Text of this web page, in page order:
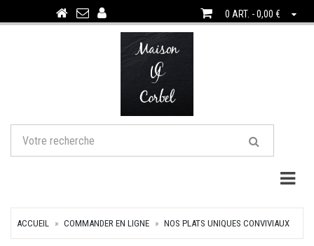
0 ART. - 0,00 €
ACCUEIL COMMANDER EN LIGNE NOS PLATS UNIQUES CONVIVIAUX